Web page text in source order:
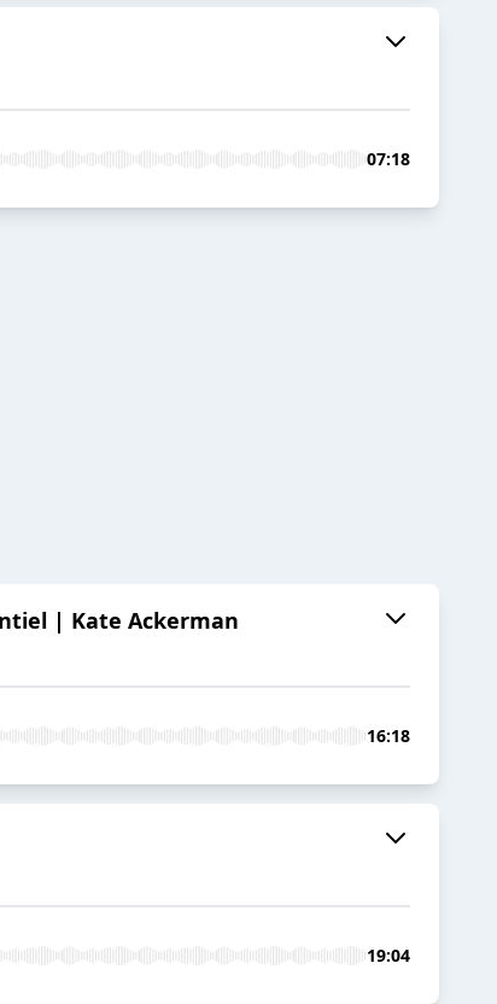
07:18
| Kate Ackerman
16:18
19:04